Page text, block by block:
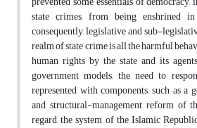
state crimes, from being enshrined
consequently, legislative and sub-
realm of state crime is all the harmful
human rights by the state and its
government models, the need to
represented with components, such as a
and structural-management reform of
regard, the system of the Islamic